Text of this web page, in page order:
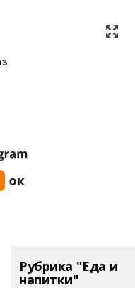
Рубрика "Еда и
напитки"